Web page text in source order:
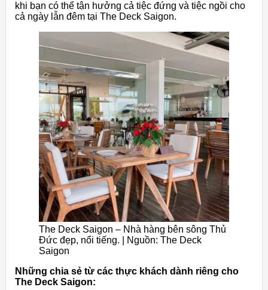
khi bạn có thể tận hưởng cả tiệc đứng và tiệc ngồi cho
cả ngày lẫn đêm tại The Deck Saigon.
The Deck Saigon – Nhà hàng bên sông Thủ
Đức đẹp, nổi tiếng. | Nguồn: The Deck
Saigon
Những chia sẻ từ các thực khách dành riêng cho
The Deck Saigon: